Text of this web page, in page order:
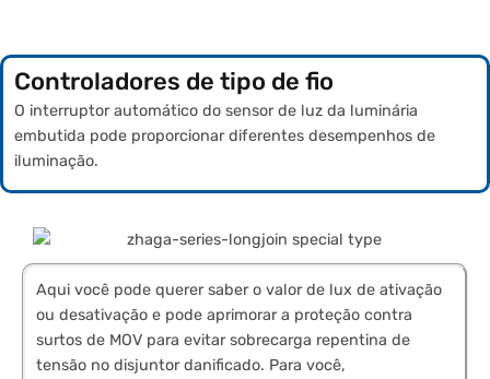
Controladores de tipo de fio
O interruptor automático do sensor de luz da luminária
embutida pode proporcionar diferentes desempenhos de
iluminação.
Aqui você pode querer saber o valor de lux de ativação
ou desativação e pode aprimorar a proteção contra
surtos de MOV para evitar sobrecarga repentina de
tensão no disjuntor danificado. Para você,